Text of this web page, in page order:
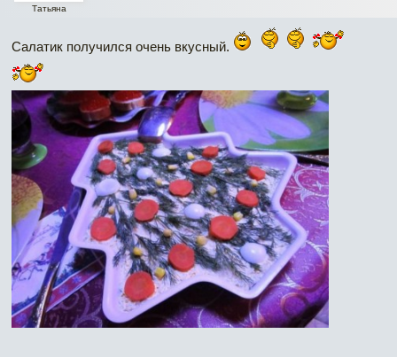
Татьяна
Салатик получился очень вкусный.